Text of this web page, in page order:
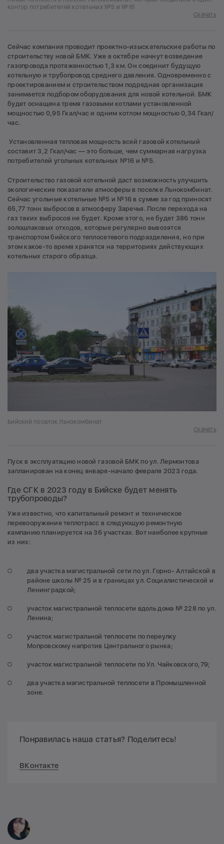
контур потребителей котельных №5 и №16
Скачать
Сейчас компания проводит проектно-изыскательские работы по
строительству новой БМК. Уже в октябре начнут возведение
газопровода протяженностью 1,3 км. Он соединит будущую
котельную и трубопровод среднего давления. Одновременно с
проектированием и строительством подрядная организация
занимается подбором оборудования для новой котельной. БМК
будет оснащена тремя газовыми котлами установленной
мощностью 0,95 Гкал/час и одним котлом мощностью 0,34 Гкал/
час.
Установленная тепловая мощность всей газовой котельный
составит 3,2 Гкал/час — это больше, чем суммарная нагрузка
потребителей угольных котельных №16 и №5.
Строительство газовой котельной даст возможность улучшить
экологические показатели атмосферы в поселке Льнокомбинат.
Сейчас угольные котельные №5 и №16 в сумме за год приносят
65,77 тонн выбросов в атмосферу Заречья. После перехода на
газ таких выбросов не будет. Кроме этого, не будет 386 тонн
золошлаковых отходов, которые регулярно вывозятся
транспортом бийского теплосетевого подразделения, но при
этом какое-то время хранятся на территориях действующих
котельных старого образца.
Бийский поселок Льнокомбинат
Скачать
Пуск в эксплуатацию новой газовой БМК по ул. Лермонтова
запланирован на конец января-начало февраля 2023 года.
Где СГК в 2023 году в Бийске будет менять
трубопроводы?
Уже известно, что капитальный ремонт и техническое
перевооружение теплотрасс в следующую ремонтную
кампанию планируется на 36 участках. Вот наиболее крупные
из них:
два участка магистральной сети по ул. Горно- Алтайской в
районе школы № 25 и в границах ул. Социалистической и
Ленинградкой;
участок магистральной теплосети вдоль дома № 228 по ул.
Ленина;
участок магистральной теплосети по переулку
Мопровскому напротив Центрального рынка;
участок магистральной теплосети по Ул. Чайковского,79;
два участка магистральной теплосети в Промышленной
зоне.
Понравилась наша статья? Поделитесь!
ВКонтакте